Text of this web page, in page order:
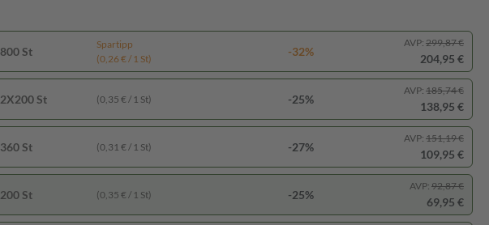
800 St
Spartipp
(0,26 € / 1 St)
-32%
AVP: 299,87 €
204,95 €
2X200 St (0,35 € / 1 St) -25%
AVP: 185,74 €
138,95 €
360 St (0,31 € / 1 St) -27%
AVP: 151,19 €
109,95 €
200 St (0,35 € / 1 St) -25%
AVP: 92,87 €
69,95 €